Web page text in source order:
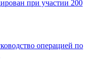
при участии 200
операцией по